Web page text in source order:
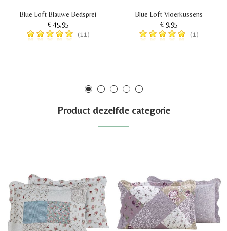
Blue Loft Blauwe Bedsprei
€ 45,95
(11)
Blue Loft Vloerkussens
€ 9,95
(1)
Product dezelfde categorie